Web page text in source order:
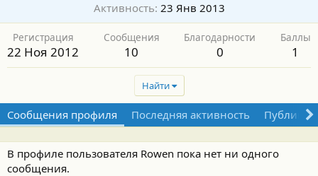
Активность 23 Янв 2013
Регистрация
22 Ноя 2012
Сообщения
10
Благодарности
0
Баллы
1
Найти
Сообщения профиля Последняя активность
В профиле пользователя Rowen пока нет ни одного
сообщения.